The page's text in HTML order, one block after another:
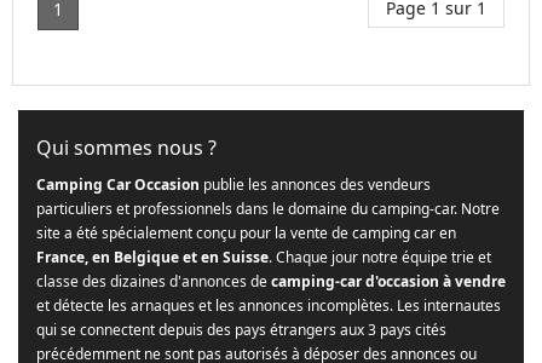
1 Page 1 sur 1
Qui sommes nous ?
Camping Car Occasion publie les annonces des vendeurs
particuliers et professionnels dans le domaine du camping-car. Notre
site a été spécialement conçu pour la vente de camping car en
France, en Belgique et en Suisse. Chaque jour notre équipe trie et
classe des dizaines d'annonces decamping-car d'occasion à vendre
et détecte les arnaques et les annonces incomplètes. Les internautes
qui se connectent depuis des pays étrangers aux 3 pays cités
précédemment ne sont pas autorisés à déposer des annonces ou